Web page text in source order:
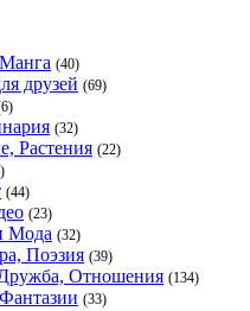
(40)
друзей (69)
(32)
Растения (22)
(44)
(23)
Мода (32)
Поэзия (39)
Отношения (134)
(33)